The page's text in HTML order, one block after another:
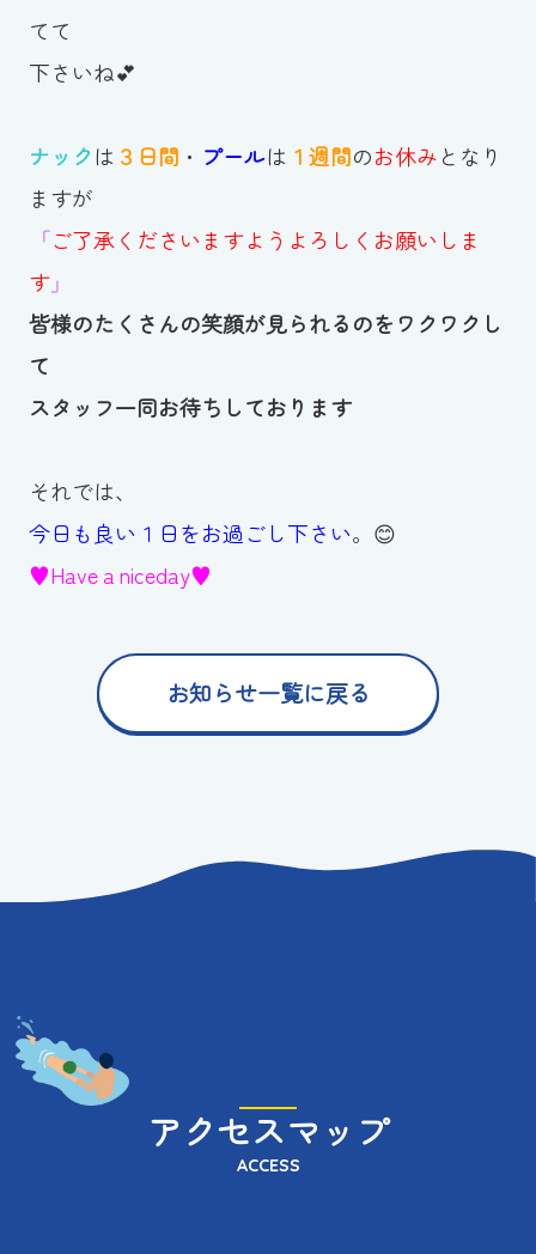
てて
下さいね💕
ナックは ３日間 ・ プールは １週間のお休みとなり
ますが
「ご了承くださいますようよろしくお願いしま
す」
皆様のたくさんの笑顔が見られるのをワクワクし
て
スタッフ一同お待ちしております
それでは、
今日も良い１日をお過ごし下さい。😊
♥Haveａniceday♥
お知らせ一覧に戻る
アクセスマップ
ACCESS